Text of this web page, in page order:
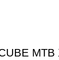
MTB